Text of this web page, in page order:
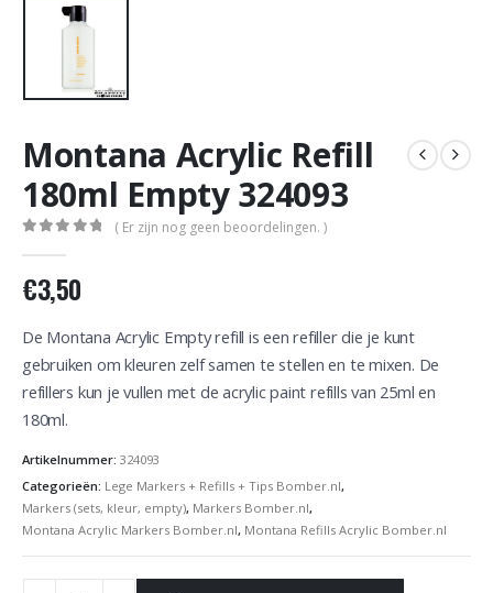
Montana Acrylic Refill
180ml Empty 324093
( Er zijn nog geen beoordelingen. )
€3,50
De Montana Acrylic Empty refill is een refiller die je kunt
gebruiken om kleuren zelf samen te stellen en te mixen. De
refillers kun je vullen met de acrylic paint refills van 25ml en
180ml.
Artikelnummer: 324093
Categorieën: Lege Markers + Refills + Tips Bomber.nl,
Markers (sets, kleur, empty), Markers Bomber.nl,
Montana Acrylic Markers Bomber.nl, Montana Refills Acrylic Bomber.nl